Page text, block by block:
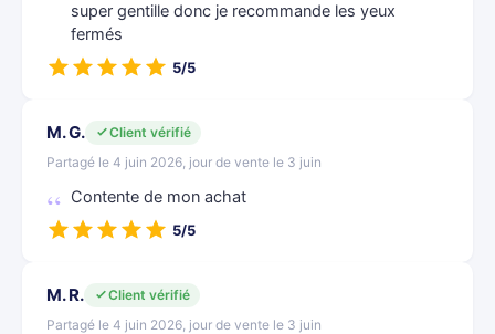
super gentille donc je recommande les yeux
fermés
5/5
M. G.
Client vérifié
Partagé le 4 juin 2026, jour de vente le 3 juin
Contente de mon achat
5/5
M. R.
Client vérifié
Partagé le 4 juin 2026, jour de vente le 3 juin